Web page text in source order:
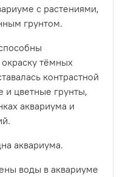
с растениями,
грунтом.
тёмных
контрастной
и цветные грунты,
аквариума и
аквариума.
воды в аквариуме